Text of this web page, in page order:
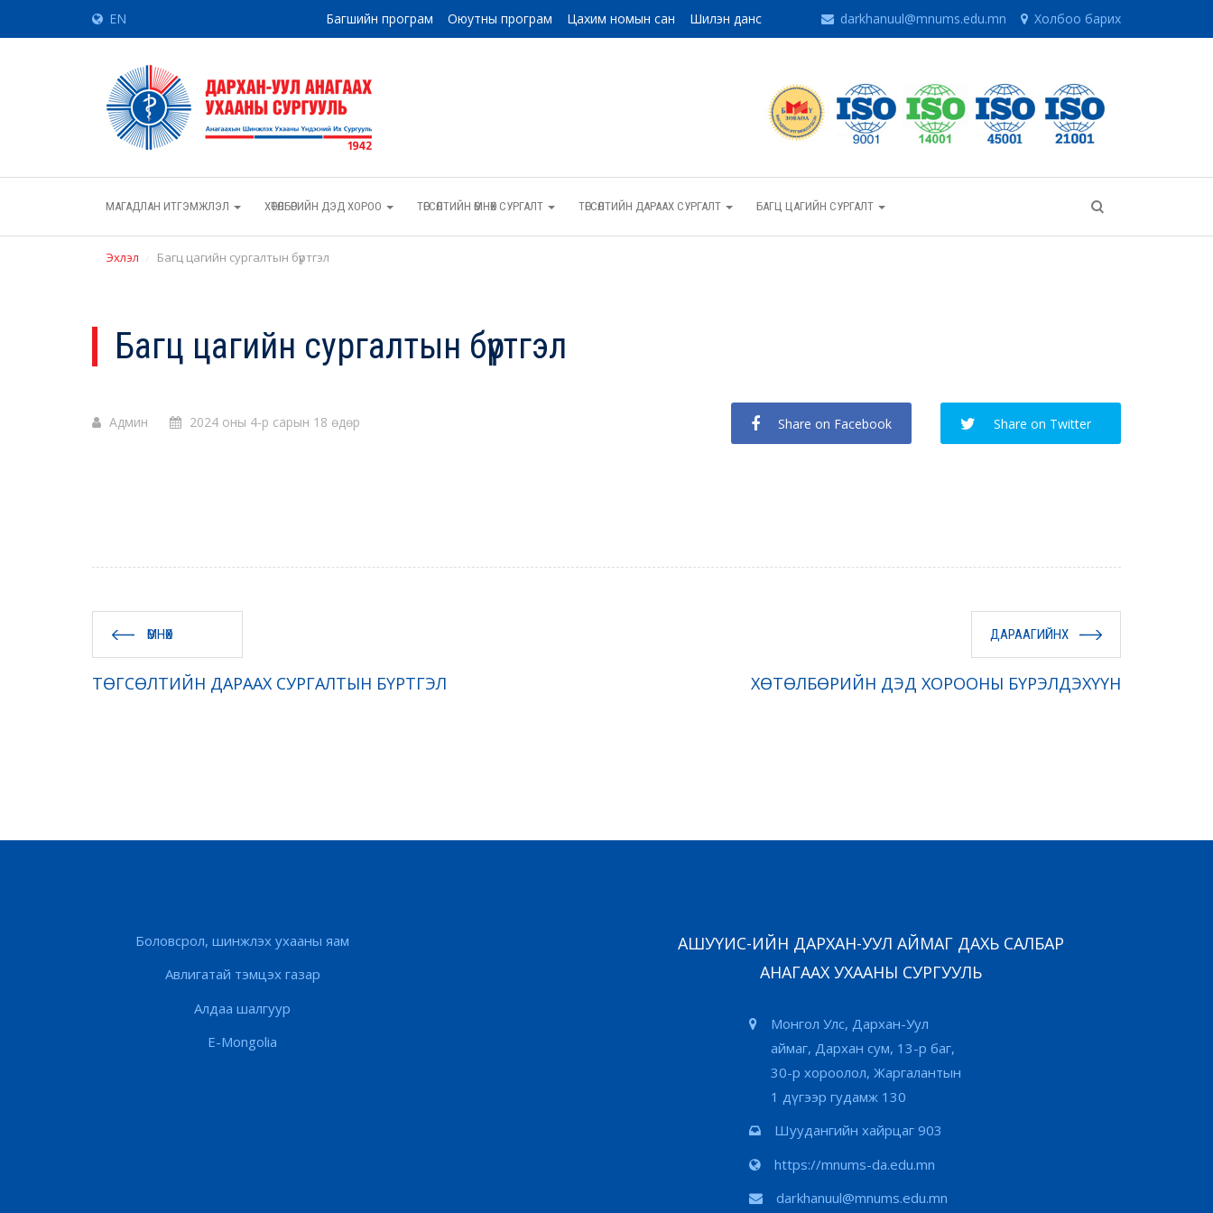
EN Багшийн програм Оюутны програм Цахим номын сан Шилэн данс darkhanuul@mnums.edu.mn Холбоо барих
МАГАДЛАН ИТГЭМЖЛЭЛ ХӨТӨЛБӨРИЙН ДЭД ХОРОО ТӨГСӨЛТИЙН ӨМНӨХ СУРГАЛТ ТӨГСӨЛТИЙН ДАРААХ СУРГАЛТ БАГЦ ЦАГИЙН СУРГАЛТ
Эхлэл Багц цагийн сургалтын бүртгэл
Багц цагийн сургалтын бүртгэл
Админ 2024 оны 4-р сарын 18 өдөр Share on Facebook Share on Twitter
ӨМНӨХ
ТӨГСӨЛТИЙН ДАРААХ СУРГАЛТЫН БҮРТГЭЛ
ДАРААГИЙНХ
ХӨТӨЛБӨРИЙН ДЭД ХОРООНЫ БҮРЭЛДЭХҮҮН
Боловсрол, шинжлэх ухааны яам
Авлигатай тэмцэх газар
Алдаа шалгуур
E-Mongolia
АШУҮИС-ИЙН ДАРХАН-УУЛ АЙМАГ ДАХЬ САЛБАР
АНАГААХ УХААНЫ СУРГУУЛЬ
Монгол Улс, Дархан-Уул
аймаг, Дархан сум, 13-р баг,
30-р хороолол, Жаргалантын
1 дүгээр гудамж 130
Шуудангийн хайрцаг 903
https://mnums-da.edu.mn
darkhanuul@mnums.edu.mn